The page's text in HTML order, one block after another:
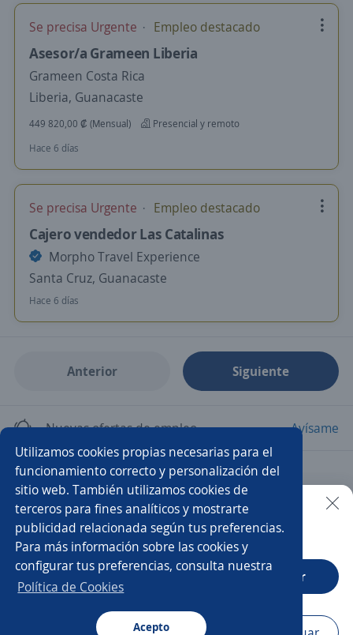
Utilizamos cookies propias necesarias para el
funcionamiento correcto y personalización del
sitio web. También utilizamos cookies de
terceros para fines analíticos y mostrarte
publicidad relacionada según tus preferencias.
Para más información sobre las cookies y
configurar tus preferencias, consulta nuestra
Política de Cookies
Acepto
Se precisa Urgente Empleo destacado
Asesor/a Grameen Liberia
Grameen Costa Rica
Liberia, Guanacaste
449 820,00 ₡ (Mensual)
Presencial y remoto
Hace 6 días
Se precisa Urgente Empleo destacado
Cajero vendedor Las Catalinas
Morpho Travel Experience
Santa Cruz, Guanacaste
Hace 6 días
Anterior Siguiente
Nuevas ofertas de empleo Avísame
Empleos similares
Vendedor/a Asesor/a de ventas Agente
Agente de ventas Impulsador/a
Ejecutivo/a de ventas
Asesor/a comercial
Buscar es más fácil en la app
CT App Abrir